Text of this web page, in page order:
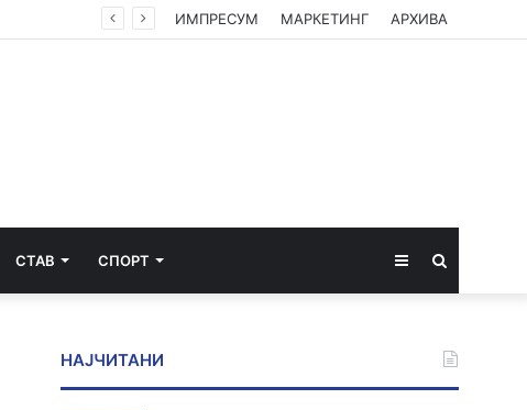
ИМПРЕСУМ МАРКЕТИНГ АРХИВА
СТАВ СПОРТ Sidebar
НАЈЧИТАНИ